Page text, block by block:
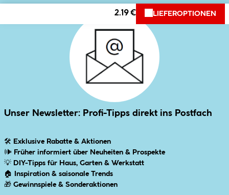
2.19 € LIEFEROPTIONEN
Unser Newsletter: Profi-Tipps direkt ins Postfach
🛠 Exklusive Rabatte & Aktionen
🕪 Früher informiert über Neuheiten & Prospekte
💡 DIY-Tipps für Haus, Garten & Werkstatt
🏠
Inspiration & saisonale Trends
🎁 Gewinnspiele & Sonderaktionen